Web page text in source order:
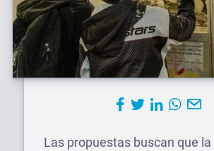
Las propuestas buscan que la